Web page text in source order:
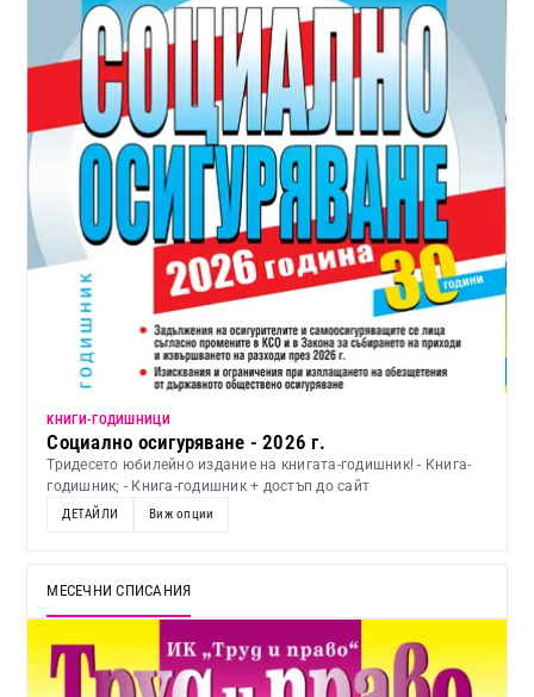
KНИГИ-ГОДИШНИЦИ
Социално осигуряване - 2026 г.
Тридесето юбилейно издание на книгата-годишник! - Книга-
годишник; - Книга-годишник + достъп до сайт
ДЕТАЙЛИ Виж опции
МЕСЕЧНИ СПИСАНИЯ